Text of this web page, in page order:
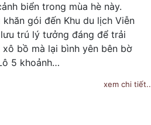
biển trong mùa hè này.
gói đến Khu du lịch Viễn
trú lý tưởng đáng để trải
bồ mà lại bình yên bên bờ
5 khoảnh…
xem chi tiết..